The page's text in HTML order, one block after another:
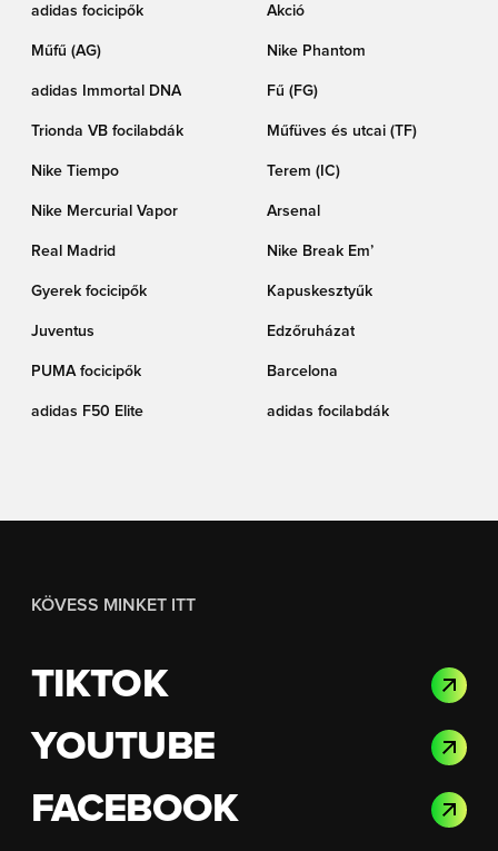
adidas focicipők Akció
Műfű (AG) Nike Phantom
adidas Immortal DNA Fű (FG)
Trionda VB focilabdák Műfüves és utcai (TF)
Nike Tiempo Terem (IC)
Nike Mercurial Vapor Arsenal
Real Madrid Nike Break Em’
Gyerek focicipők Kapuskesztyűk
Juventus Edzőruházat
PUMA focicipők Barcelona
adidas F50 Elite adidas focilabdák
KÖVESS MINKET ITT
TIKTOK
YOUTUBE
FACEBOOK